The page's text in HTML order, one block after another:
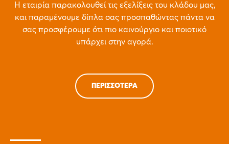
Η εταιρία παρακολουθεί τις εξελίξεις του κλάδου μας,
και παραμένουμε δίπλα σας προσπαθώντας πάντα να
σας προσφέρουμε ότι πιο καινούργιο και ποιοτικό
υπάρχει στην αγορά.
ΠΕΡΙΣΣΌΤΕΡΑ